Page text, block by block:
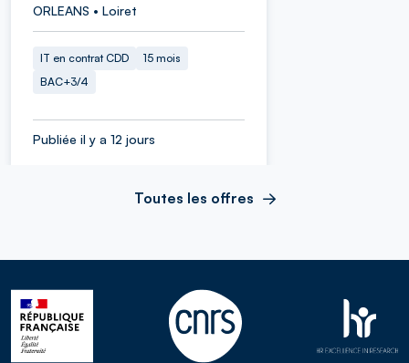
ORLEANS • Loiret
IT en contrat CDD
15 mois
BAC+3/4
Publiée il y a 12 jours
Toutes les offres